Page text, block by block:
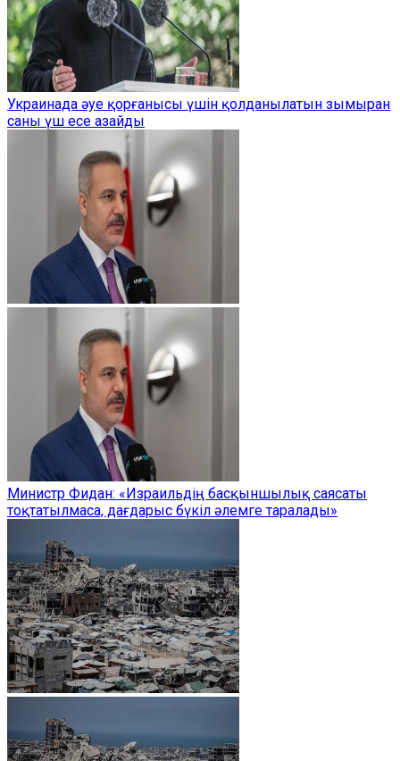
Украинада әуе қорғанысы үшін қолданылатын зымыран
саны үш есе азайды
Министр Фидан: «Израильдің басқыншылық саясаты
тоқтатылмаса, дағдарыс бүкіл әлемге таралады»